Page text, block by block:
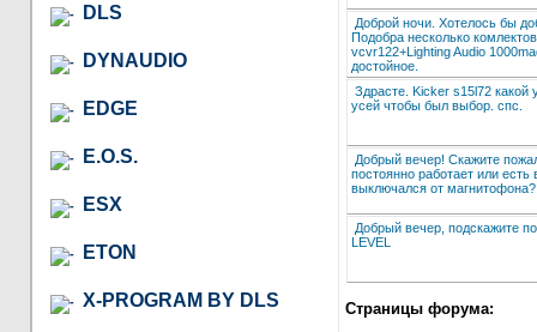
DLS
DYNAUDIO
EDGE
E.O.S.
ESX
ETON
X-PROGRAM BY DLS
Доброй ночи. Хотелось бы
Подобра несколько
vcvr122+Lighting Audio
достойное.
Здрасте. Kicker s15l72 какой
усей чтобы был выбор. спс.
Добрый вечер! Скажите
постоянно работает или
выключался от магнитофона?
Добрый вечер, подскажите
LEVEL
Страницы форума: